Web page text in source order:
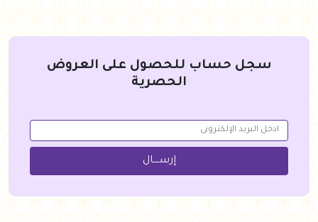
سجل حساب للحصول على العروض
الحصرية
إرســــال